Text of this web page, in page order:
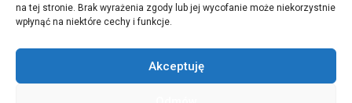
na tej stronie. Brak wyrażenia zgody lub jej wycofanie może niekorzystnie
wpłynąć na niektóre cechy i funkcje.
Akceptuję
TEL:+48 509 547 822
redakcja@czytamiwiem.pl